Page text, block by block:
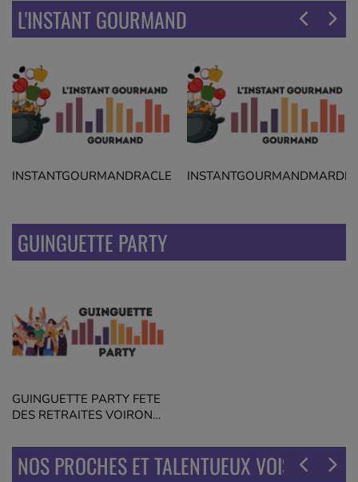
L'INSTANT GOURMAND
INSTANTGOURMANDRACLETTESRECETTEJEROMERPV
GUINGUETTE PARTY
GUINGUETTE PARTY FETE
DES RETRAITES VOIRON
NOS PROCHES ET TALENTUEUX VOISINS